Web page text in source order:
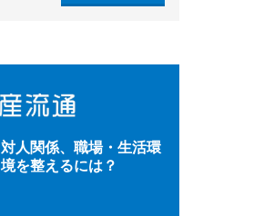
対人関係、職場・生活環
境を整えるには？